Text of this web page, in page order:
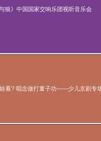
与狼》中国国家交响乐团视听音乐会
看? 唱念做打童子功——少儿京剧专